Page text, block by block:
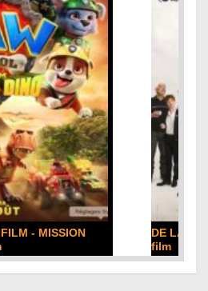
: la critique du